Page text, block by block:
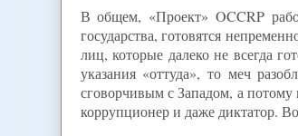
В общем, «Проект» OCCRP
государства, готовятся
лиц, которые далеко не всегда
указания «оттуда», то меч
сговорчивым с Западом, а
коррупционер и даже диктатор.